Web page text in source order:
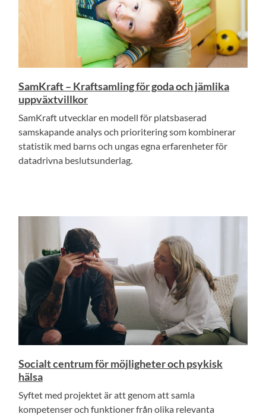
SamKraft – Kraftsamling för goda och jämlika
uppväxtvillkor
SamKraft utvecklar en modell för platsbaserad
samskapande analys och prioritering som kombinerar
statistik med barns och ungas egna erfarenheter för
datadrivna beslutsunderlag.
Socialt centrum för möjligheter och psykisk
hälsa
Syftet med projektet är att genom att samla
kompetenser och funktioner från olika relevanta